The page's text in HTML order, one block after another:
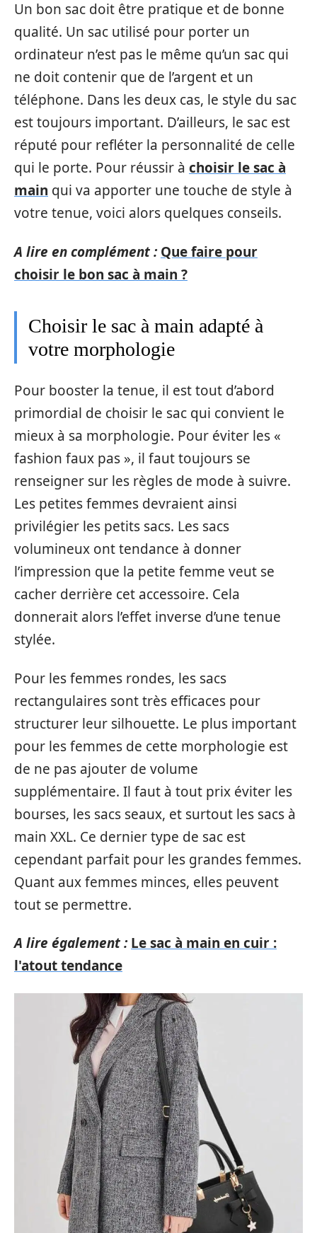
Un bon sac doit être pratique et de bonne
qualité. Un sac utilisé pour porter un
ordinateur n’est pas le même qu’un sac qui
ne doit contenir que de l’argent et un
téléphone. Dans les deux cas, le style du sac
est toujours important. D’ailleurs, le sac est
réputé pour refléter la personnalité de celle
qui le porte. Pour réussir à choisir le sac à
main qui va apporter une touche de style à
votre tenue, voici alors quelques conseils.
A lire en complément : Que faire pour
choisir le bon sac à main ?
Choisir le sac à main adapté à
votre morphologie
Pour booster la tenue, il est tout d’abord
primordial de choisir le sac qui convient le
mieux à sa morphologie. Pour éviter les «
fashion faux pas », il faut toujours se
renseigner sur les règles de mode à suivre.
Les petites femmes devraient ainsi
privilégier les petits sacs. Les sacs
volumineux ont tendance à donner
l’impression que la petite femme veut se
cacher derrière cet accessoire. Cela
donnerait alors l’effet inverse d’une tenue
stylée.
Pour les femmes rondes, les sacs
rectangulaires sont très efficaces pour
structurer leur silhouette. Le plus important
pour les femmes de cette morphologie est
de ne pas ajouter de volume
supplémentaire. Il faut à tout prix éviter les
bourses, les sacs seaux, et surtout les sacs à
main XXL. Ce dernier type de sac est
cependant parfait pour les grandes femmes.
Quant aux femmes minces, elles peuvent
tout se permettre.
A lire également : Le sac à main en cuir :
l'atout tendance